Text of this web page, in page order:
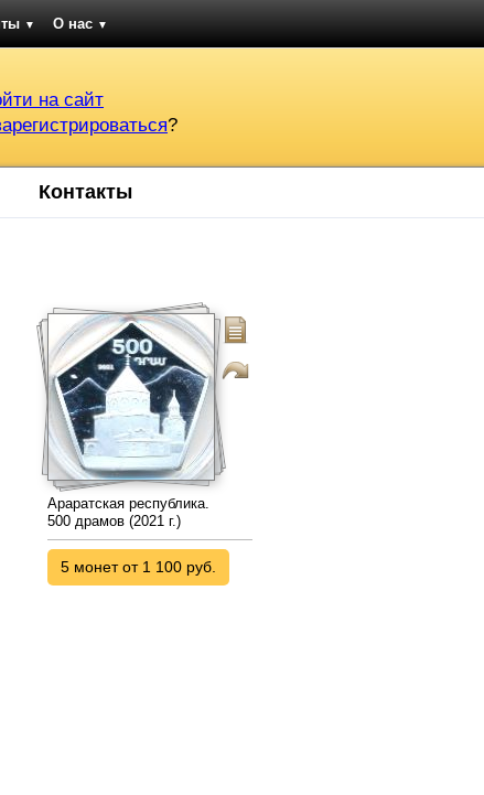
▼ О нас ▼
на сайт
?
Контакты
Араратская республика.
500 драмов (2021 г.)
5 монет от 1 100 руб.